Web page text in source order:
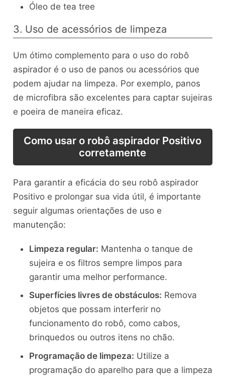
Óleo de tea tree
3. Uso de acessórios de limpeza
Um ótimo complemento para o uso do robô
aspirador é o uso de panos ou acessórios que
podem ajudar na limpeza. Por exemplo, panos
de microfibra são excelentes para captar sujeiras
e poeira de maneira eficaz.
Como usar o robô aspirador Positivo
corretamente
Para garantir a eficácia do seu robô aspirador
Positivo e prolongar sua vida útil, é importante
seguir algumas orientações de uso e
manutenção:
Limpeza regular: Mantenha o tanque de
sujeira e os filtros sempre limpos para
garantir uma melhor performance.
Superfícies livres de obstáculos: Remova
objetos que possam interferir no
funcionamento do robô, como cabos,
brinquedos ou outros itens no chão.
Programação de limpeza: Utilize a
programação do aparelho para que a limpeza